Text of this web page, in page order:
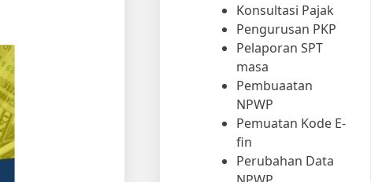
Konsultasi Pajak
Pengurusan PKP
Pelaporan SPT
masa
Pembuaatan
NPWP
Pemuatan Kode E-
fin
Perubahan Data